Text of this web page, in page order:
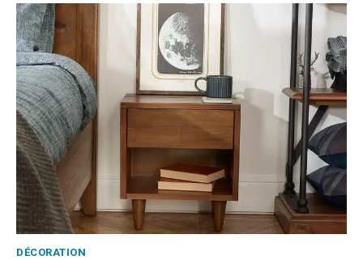
DÉCORATION